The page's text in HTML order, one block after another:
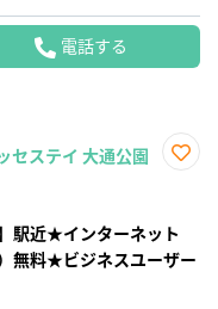
電話する
セステイ 大通公園
録
駅近★インターネット
無料★ビジネスユーザー